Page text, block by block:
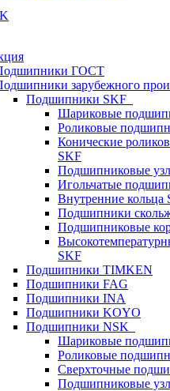
ГОСТ
зарубежного
Подшипники SKF
Шариковые
Роликовые
Конические
SKF
Подшипниковые
Игольчатые
Внутренние кольца
Подшипники
Подшипниковые
SKF
Подшипники TIMKEN
Подшипники FAG
Подшипники INA
Подшипники KOYO
Подшипники NSK
Шариковые
Роликовые
Сверхточные
Подшипниковые